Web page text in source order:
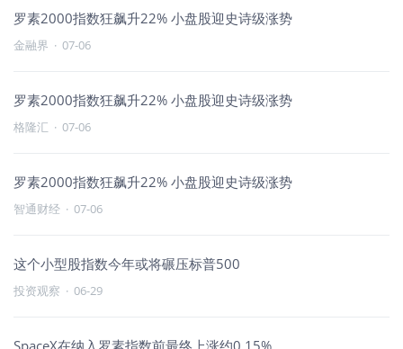
罗素2000指数狂飙升22% 小盘股迎史诗级涨势
金融界 · 07-06
罗素2000指数狂飙升22% 小盘股迎史诗级涨势
格隆汇 · 07-06
罗素2000指数狂飙升22% 小盘股迎史诗级涨势
智通财经 · 07-06
这个小型股指数今年或将碾压标普500
投资观察 · 06-29
SpaceX在纳入罗素指数前最终上涨约0.15%。